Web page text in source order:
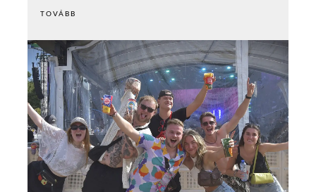
TOVÁBB